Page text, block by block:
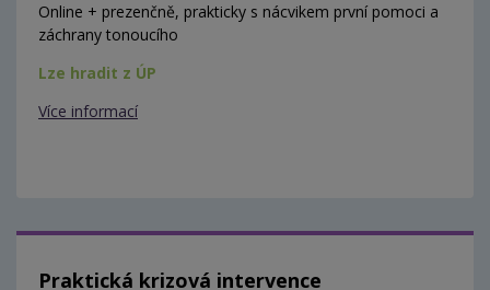
Online + prezenčně, prakticky s nácvikem první pomoci a
záchrany tonoucího
Lze hradit z ÚP
Více informací
Praktická krizová intervence